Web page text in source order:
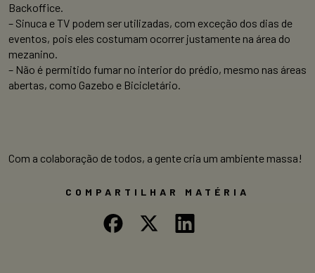
Backoffice.
– Sinuca e TV podem ser utilizadas, com exceção dos dias de
eventos, pois eles costumam ocorrer justamente na área do
mezanino.
– Não é permitido fumar no interior do prédio, mesmo nas áreas
abertas, como Gazebo e Bicicletário.
Com a colaboração de todos, a gente cria um ambiente massa!
COMPARTILHAR MATÉRIA